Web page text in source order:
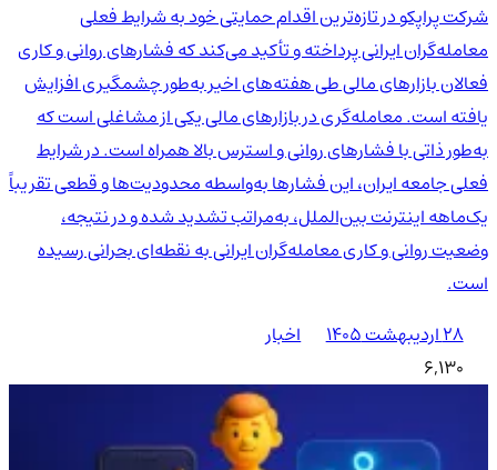
شرکت پراپکو در تازه‌ترین اقدام حمایتی خود به شرایط فعلی
معامله‌گران ایرانی پرداخته و تأکید می‌کند که فشارهای روانی و کاری
فعالان بازارهای مالی طی هفته‌های اخیر به‌طور چشمگیری افزایش
یافته است. معامله‌گری در بازارهای مالی یکی از مشاغلی است که
به‌طور ذاتی با فشارهای روانی و استرس بالا همراه است. در شرایط
فعلی جامعه ایران، این فشارها به‌واسطه محدودیت‌ها و قطعی تقریباً
یک‌ماهه اینترنت بین‌الملل، به‌مراتب تشدید شده و در نتیجه،
وضعیت روانی و کاری معامله‌گران ایرانی به نقطه‌ای بحرانی رسیده
است.
۲۸ اردیبهشت ۱۴۰۵
اخبار
6,130